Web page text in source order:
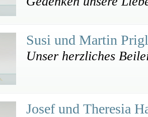
Susi und Martin
Unser herzliches
Josef und Theresia